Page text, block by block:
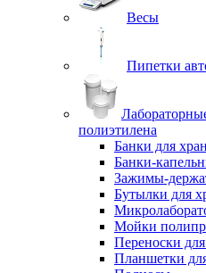
Весы
Пипетки
полиэтилена
Банки для
Банки-
Зажимы-
Бутылки для
Мойки
Переноски
Планшетки